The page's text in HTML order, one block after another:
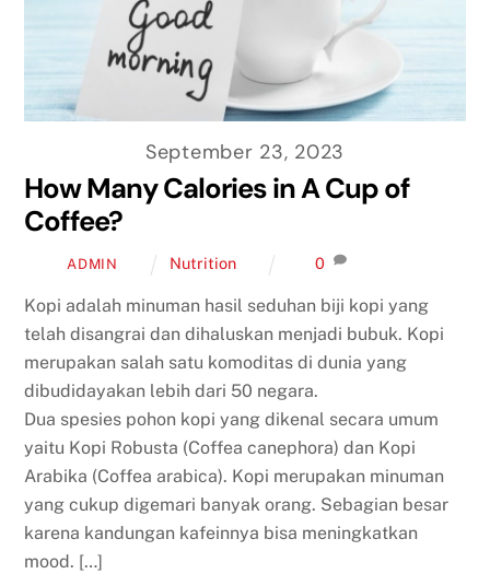
September 23, 2023
How Many Calories in A Cup of
Coffee?
ADMIN Nutrition 0
Kopi adalah minuman hasil seduhan biji kopi yang
telah disangrai dan dihaluskan menjadi bubuk. Kopi
merupakan salah satu komoditas di dunia yang
dibudidayakan lebih dari 50 negara.
Dua spesies pohon kopi yang dikenal secara umum
yaitu Kopi Robusta (Coffea canephora) dan Kopi
Arabika (Coffea arabica). Kopi merupakan minuman
yang cukup digemari banyak orang. Sebagian besar
karena kandungan kafeinnya bisa meningkatkan
mood. […]